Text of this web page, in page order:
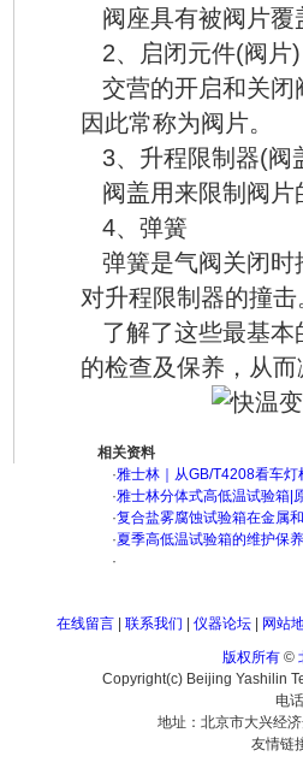
阀座具有被阀片覆
2、启闭元件(阀片)
交营的开启和关闭
因此常称为阀片。
3、升程限制器(阀
阀盖用来限制阀片
4、弹簧
弹簧是气阀关闭时
对升程限制器的撞击
了解了这些最基本
的检查及保养，从
相关资料
·雅士林｜从GB/T4208看车
·雅士林分体式高低温试验箱|
·复合盐雾腐蚀试验箱在金属
·夏季高低温试验箱的维护保
·
在线留言| 联系我们 仪器论坛|
网站
版权所有©
Copyright(c) Beijing Yashilin
电
地址：北京市大兴经
友情链